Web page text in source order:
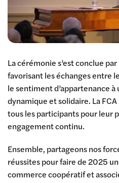
La cérémonie s’est conclue
favorisant les échanges entre
le sentiment d’appartenance
dynamique et solidaire. La
tous les participants pour leur
engagement continu.
Ensemble, partageons nos
réussites pour faire de 2025
commerce coopératif et